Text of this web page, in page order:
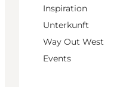
Inspiration
Unterkunft
Way Out West
Events